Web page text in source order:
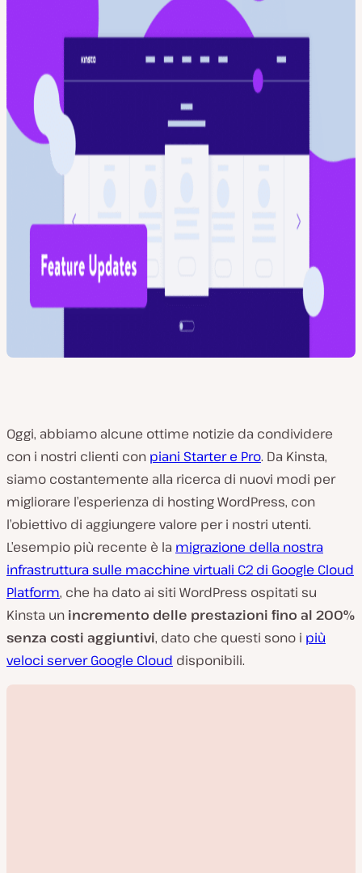
Oggi, abbiamo alcune ottime notizie da condividere
con i nostri clienti con piani Starter e Pro. Da Kinsta,
siamo costantemente alla ricerca di nuovi modi per
migliorare l’esperienza di hosting WordPress, con
l’obiettivo di aggiungere valore per i nostri utenti.
L’esempio più recente è la migrazione della nostra
infrastruttura sulle macchine virtuali C2 di Google Cloud
Platform, che ha dato ai siti WordPress ospitati su
Kinsta un incremento delle prestazioni fino al 200%
senza costi aggiuntivi, dato che questi sono i più
veloci server Google Cloud disponibili.